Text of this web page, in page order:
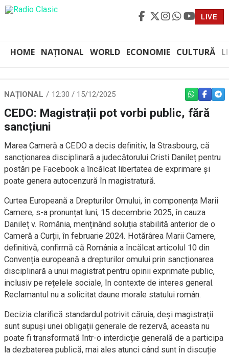
LIVE
HOME NAȚIONAL WORLD ECONOMIE CULTURĂ
NAȚIONAL 12:30 / 15/12/2025 WHATSAPP
CEDO: Magistrații pot vorbi public, fără
sancțiuni
Marea Cameră a CEDO a decis definitiv, la Strasbourg, că
sancționarea disciplinară a judecătorului Cristi Danileț pentru
postări pe Facebook a încălcat libertatea de exprimare și
poate genera autocenzură în magistratură.
Curtea Europeană a Drepturilor Omului, în componența Marii
Camere, s-a pronunțat luni, 15 decembrie 2025, în cauza
Danileț v. România, menținând soluția stabilită anterior de o
Cameră a Curții, în februarie 2024. Hotărârea Marii Camere,
definitivă, confirmă că România a încălcat articolul 10 din
Convenția europeană a drepturilor omului prin sancționarea
disciplinară a unui magistrat pentru opinii exprimate public,
inclusiv pe rețelele sociale, în contexte de interes general.
Reclamantul nu a solicitat daune morale statului român.
Decizia clarifică standardul potrivit căruia, deși magistrații
sunt supuși unei obligații generale de rezervă, aceasta nu
poate fi transformată într-o interdicție generală de a participa
la dezbaterea publică, mai ales atunci când sunt în discuție